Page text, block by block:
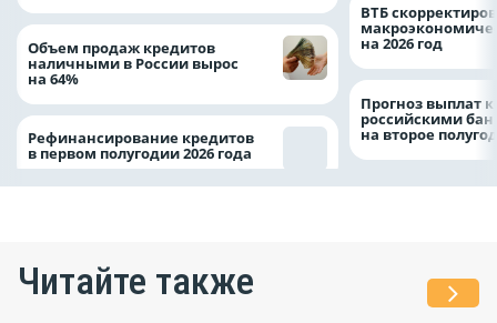
Объем продаж кредитов
наличными в России вырос
на 64%
Рефинансирование кредитов
в первом полугодии 2026 года
ВТБ
на 2026 год
Прогноз выплат
российскими
на второе
Читайте также